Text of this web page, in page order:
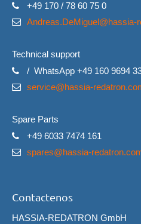
+49 170 / 78 60 75 0
Andreas.DeMiguel@hassia-
Technical support
/ WhatsApp +49 160 9694
service@hassia-
Spare Parts
+49 6033 7474 161
spares@hassia-
Contactenos
HASSIA-REDATRON GmbH